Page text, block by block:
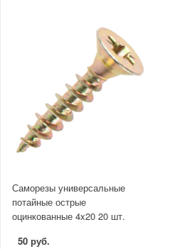
Саморезы универсальные
потайные острые
оцинкованные 4x20 20 шт.
50 руб.